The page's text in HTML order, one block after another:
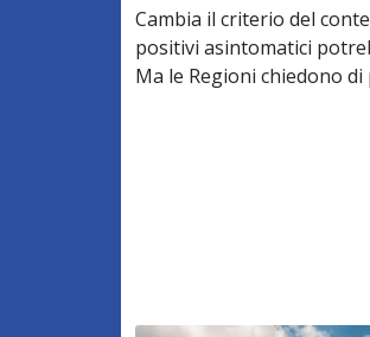
Cambia il criterio del
positivi asintomatici
Ma le Regioni chiedono di